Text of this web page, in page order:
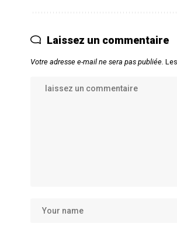
Laissez un commentaire
Votre adresse e-mail ne sera pas publiée.